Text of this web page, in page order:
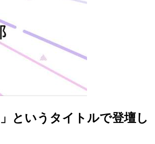
というタイトルで登壇し